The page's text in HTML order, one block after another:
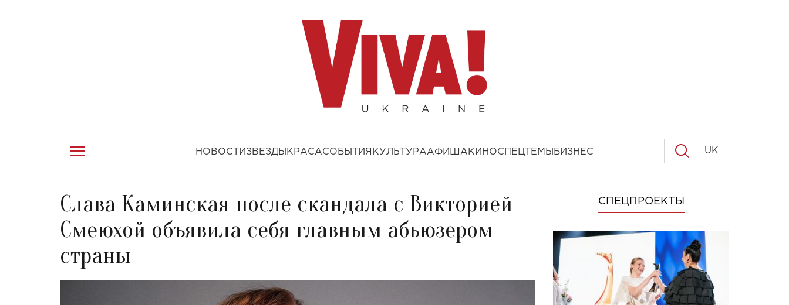
НОВОСТИ ЗВЕЗДЫ КРАСАСОБЫТИЯ КУЛЬТУРААФИША КИНОСПЕЦТЕМЫ БИЗНЕС UK
Слава Каминская после скандала с Викторией
Смеюхой объявила себя главным абьюзером
страны
СПЕЦПРОЕКТЫ